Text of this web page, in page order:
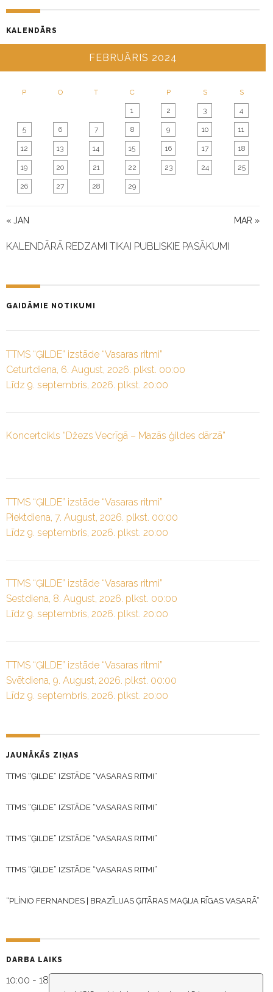
KALENDĀRS
FEBRUĀRIS 2024
P O T C P S S
« JAN MAR »
1 2 3 4
5 6 7 8 9 10 11
12 13 14 15 16 17 18
19 20 21 22 23 24 25
26 27 28 29
KALENDĀRĀ REDZAMI TIKAI PUBLISKIE PASĀKUMI
GAIDĀMIE NOTIKUMI
TTMS “ĢILDE” izstāde “Vasaras ritmi”
Ceturtdiena, 6. August, 2026. plkst. 00:00
Līdz 9. septembris, 2026. plkst. 20:00
Koncertcikls “Džezs Vecrīgā – Mazās ģildes dārzā”
TTMS “ĢILDE” izstāde “Vasaras ritmi”
Piektdiena, 7. August, 2026. plkst. 00:00
Līdz 9. septembris, 2026. plkst. 20:00
TTMS “ĢILDE” izstāde “Vasaras ritmi”
Sestdiena, 8. August, 2026. plkst. 00:00
Līdz 9. septembris, 2026. plkst. 20:00
TTMS “ĢILDE” izstāde “Vasaras ritmi”
Svētdiena, 9. August, 2026. plkst. 00:00
Līdz 9. septembris, 2026. plkst. 20:00
JAUNĀKĀS ZIŅAS
TTMS “ĢILDE” IZSTĀDE “VASARAS RITMI”
TTMS “ĢILDE” IZSTĀDE “VASARAS RITMI”
TTMS “ĢILDE” IZSTĀDE “VASARAS RITMI”
TTMS “ĢILDE” IZSTĀDE “VASARAS RITMI”
“PLÍNIO FERNANDES | BRAZĪLIJAS ĢITĀRAS MAĢIJA RĪGAS VASARĀ”
DARBA LAIKS
10:00 - 18:30